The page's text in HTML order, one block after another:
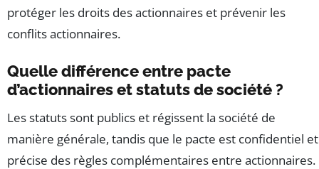
protéger les droits des actionnaires et prévenir les
conflits actionnaires.
Quelle différence entre pacte
d’actionnaires et statuts de société ?
Les statuts sont publics et régissent la société de
manière générale, tandis que le pacte est confidentiel et
précise des règles complémentaires entre actionnaires.